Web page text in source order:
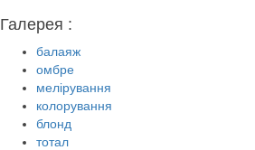
Галерея :
балаяж
омбре
мелірування
колорування
блонд
тотал